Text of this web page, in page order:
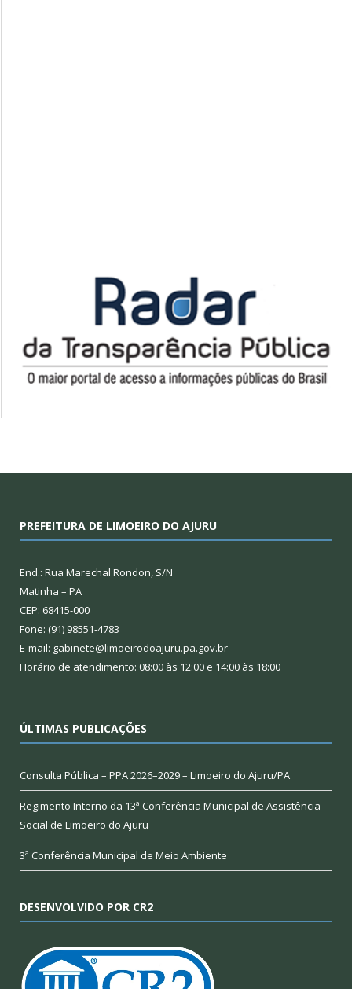
PREFEITURA DE LIMOEIRO DO AJURU
End.: Rua Marechal Rondon, S/N
Matinha – PA
CEP: 68415-000
Fone: (91) 98551-4783
E-mail: gabinete@limoeirodoajuru.pa.gov.br
Horário de atendimento: 08:00 às 12:00 e 14:00 às 18:00
ÚLTIMAS PUBLICAÇÕES
Consulta Pública – PPA 2026–2029 – Limoeiro do Ajuru/PA
Regimento Interno da 13ª Conferência Municipal de Assistência
Social de Limoeiro do Ajuru
3ª Conferência Municipal de Meio Ambiente
DESENVOLVIDO POR CR2